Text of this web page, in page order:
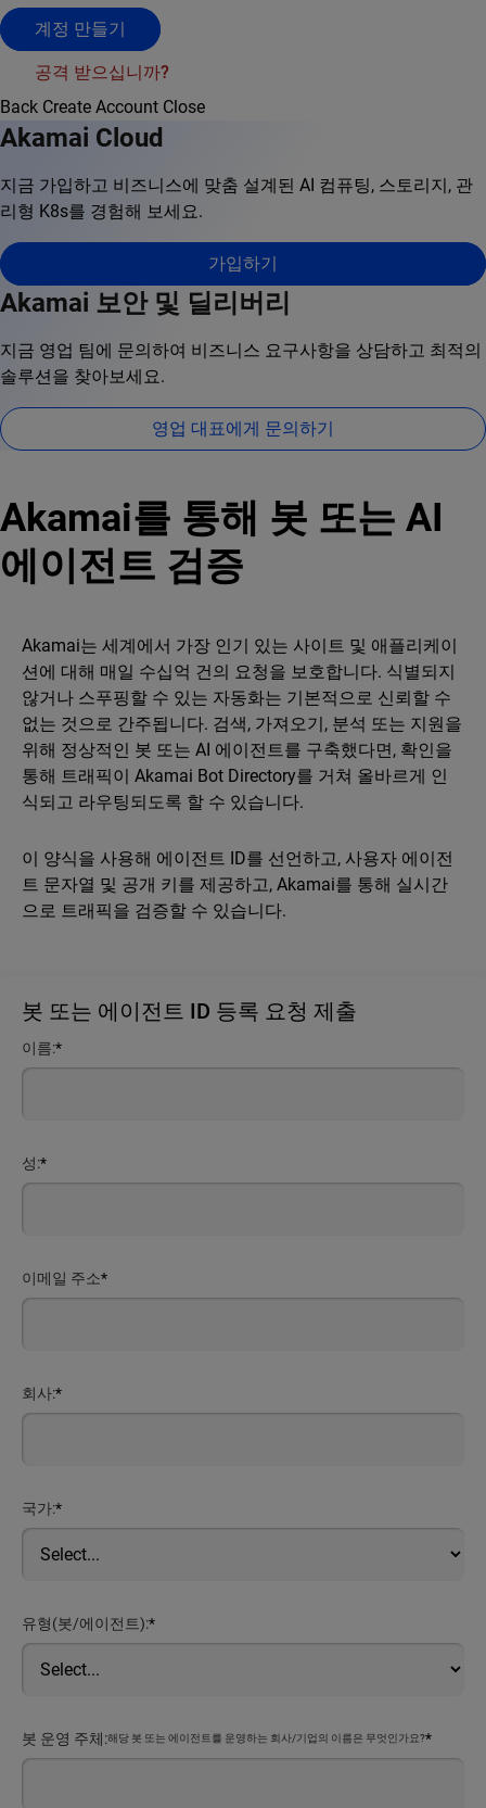
계정 만들기
공격 받으십니까?
Back Create Account Close
Akamai Cloud
지금 가입하고 비즈니스에 맞춤 설계된 AI 컴퓨팅, 스토리지, 관
리형 K8s를 경험해 보세요.
가입하기
Akamai 보안 및 딜리버리
지금 영업 팀에 문의하여 비즈니스 요구사항을 상담하고 최적의
솔루션을 찾아보세요.
영업 대표에게 문의하기
Akamai를 통해 봇 또는 AI
에이전트 검증
Akamai는 세계에서 가장 인기 있는 사이트 및 애플리케이
션에 대해 매일 수십억 건의 요청을 보호합니다. 식별되지
않거나 스푸핑할 수 있는 자동화는 기본적으로 신뢰할 수
없는 것으로 간주됩니다. 검색, 가져오기, 분석 또는 지원을
위해 정상적인 봇 또는 AI 에이전트를 구축했다면, 확인을
통해 트래픽이 Akamai Bot Directory를 거쳐 올바르게 인
식되고 라우팅되도록 할 수 있습니다.
이 양식을 사용해 에이전트 ID를 선언하고, 사용자 에이전
트 문자열 및 공개 키를 제공하고, Akamai를 통해 실시간
으로 트래픽을 검증할 수 있습니다.
봇 또는 에이전트 ID 등록 요청 제출
*
이름:
*
성:
*
이메일 주소
*
회사:
*
국가:
*
유형(봇/에이전트):
*
봇 운영 주체:해당 봇 또는 에이전트를 운영하는 회사/기업의 이름은 무엇인가요?